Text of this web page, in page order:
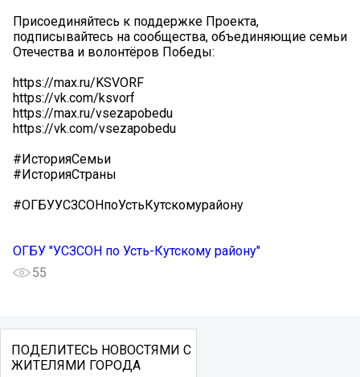
Присоединяйтесь к поддержке Проекта,
подписывайтесь на сообщества, объединяющие семьи
Отечества и волонтёров Победы:
https://max.ru/KSVORF
https://vk.com/ksvorf
https://max.ru/vsezapobedu
https://vk.com/vsezapobedu
#ИсторияСемьи
#ИсторияСтраны
#ОГБУУСЗСОНпоУстьКутскомурайону
ОГБУ "УСЗСОН по Усть-Кутскому району"
55
ПОДЕЛИТЕСЬ НОВОСТЯМИ С
ЖИТЕЛЯМИ ГОРОДА